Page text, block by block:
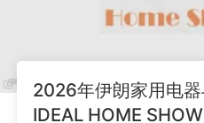
2026年伊朗家用电
IDEAL HOME SHOW